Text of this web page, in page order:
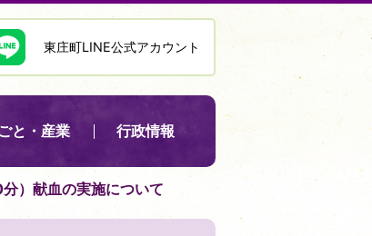
東庄町LINE公式アカウント
と・産業 行政情報
）献血の実施について